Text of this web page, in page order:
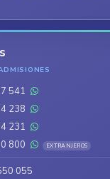
541
238
231
800
EXTRANJEROS
055